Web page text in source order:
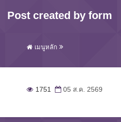
Post created by form
เมนูหลัก
1751 05 ส.ค. 2569